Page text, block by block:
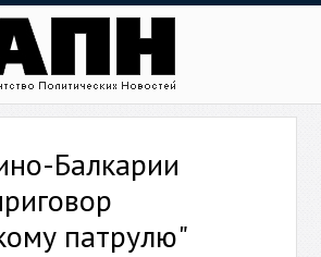
Балкарии
патрулю"